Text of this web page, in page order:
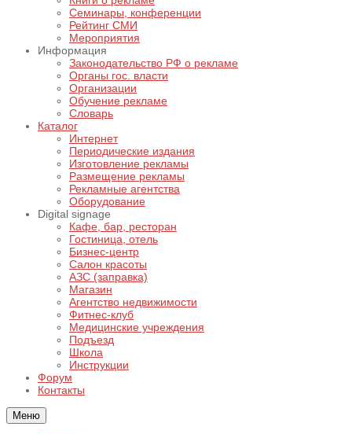
Семинары, конференции
Рейтинг СМИ
Мероприятия
Информация
Законодательство РФ о рекламе
Органы гос. власти
Организации
Обучение рекламе
Словарь
Каталог
Интернет
Периодические издания
Изготовление рекламы
Размещение рекламы
Рекламные агентства
Оборудование
Digital signage
Кафе, бар, ресторан
Гостиница, отель
Бизнес-центр
Салон красоты
АЗС (заправка)
Магазин
Агентство недвижимости
Фитнес-клуб
Медицинские учреждения
Подъезд
Школа
Инструкции
Форум
Контакты
Меню